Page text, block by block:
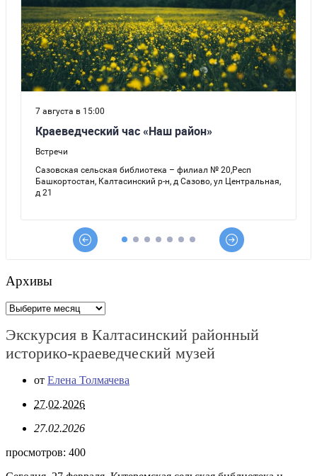
Архивы
Архивы
Экскурсия в Калтасинский районный
историко-краеведческий музей
от Елена Толмачева
27.02.2026
27.02.2026
просмотров: 400